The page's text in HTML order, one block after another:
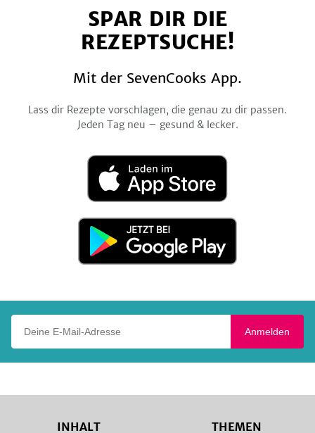
FacebookTwitterPinterestInstagramYouTube
SPAR DIR DIE
REZEPTSUCHE!
Mit der SevenCooks App.
Lass dir Rezepte vorschlagen, die genau zu dir passen.
Jeden Tag neu – gesund & lecker.
Laden
im
App
Jetzt
Google
Anmelden
INHALT THEMEN